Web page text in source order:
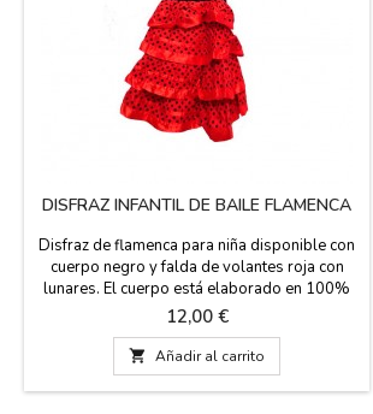
DISFRAZ INFANTIL DE BAILE FLAMENCA
Disfraz de flamenca para niña disponible con
cuerpo negro y falda de volantes roja con
lunares. El cuerpo está elaborado en 100%
poliamida y los volantes son de 100%
poliéster. Se recomienda lavar en frío y
planchar a no más de 30 ºC.El disfraz de
flamenca está disponible en ocho tallas
diferentes: de 0 meses a 12 años.
Precio
12,00 €
 Añadir al carrito